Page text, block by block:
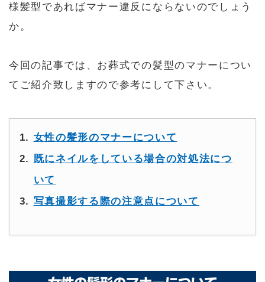
様髪型であればマナー違反にならないのでしょう
か。
今回の記事では、お葬式での髪型のマナーについ
てご紹介致しますので参考にして下さい。
女性の髪形のマナーについて
既にネイルをしている場合の対処法につ
いて
写真撮影する際の注意点について